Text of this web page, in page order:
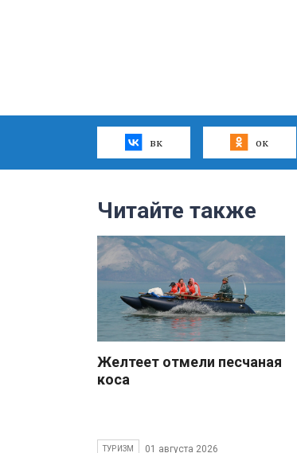
вк ок
Читайте также
Желтеет отмели песчаная
коса
ТУРИЗМ 01 августа 2026